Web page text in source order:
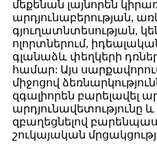
մեքենան լայնորեն
արդյունաբերության,
գյուղատնտեսության,
ոլորտներում,
գլանաձև փեղկերի
համար: Այս
միջոցով
զգալիորեն բարելավել
արդյունավետությունը
զբաղեցնելով
շուկայական